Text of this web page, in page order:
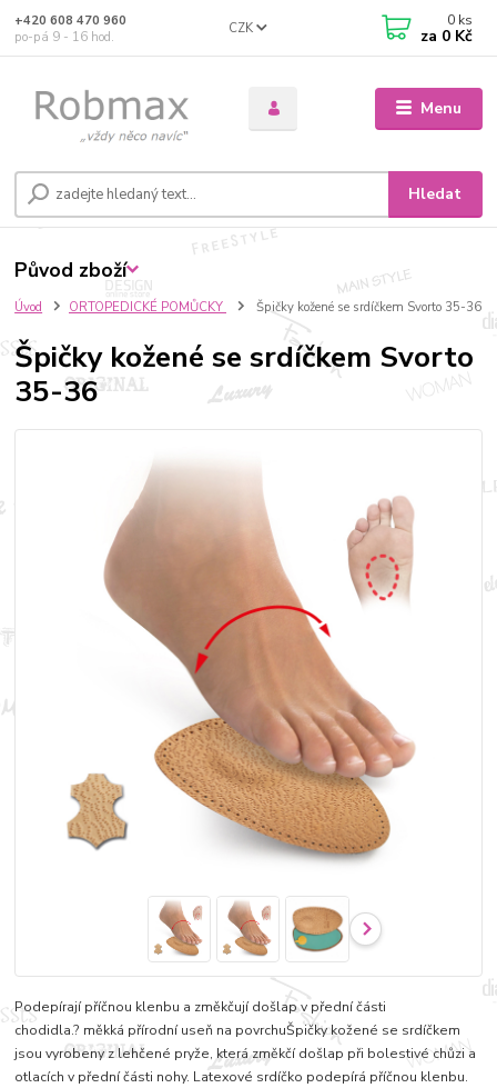
Menu
CZK
Hledat
+420 608 470 960
po-pá 9 - 16 hod.
0 ks
za 0 Kč
Úvod ORTOPEDICKÉ POMŮCKY Špičky kožené se srdíčkem Svorto 35-36
Špičky kožené se srdíčkem Svorto
35-36
Podepírají příčnou klenbu a změkčují došlap v přední části
chodidla.? měkká přírodní useň na povrchuŠpičky kožené se srdíčkem
jsou vyrobeny z lehčené pryže, která změkčí došlap při bolestivé chůzi a
otlacích v přední části nohy. Latexové srdíčko podepírá příčnou klenbu.
Původ zboží